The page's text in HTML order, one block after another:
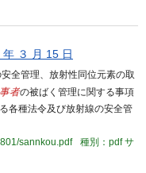
３ 月 15 日
全管理、放射性同位元素の取
者の被ばく管理に関する事項
各種法令及び放射線の安全管
sannkou.pdf
種別：pdfサ